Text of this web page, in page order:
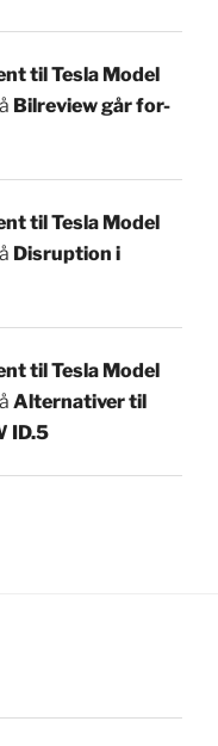
til Tesla Model
Bilreview går for-
til Tesla Model
Disruption i
til Tesla Model
Alternativer til
ID.5